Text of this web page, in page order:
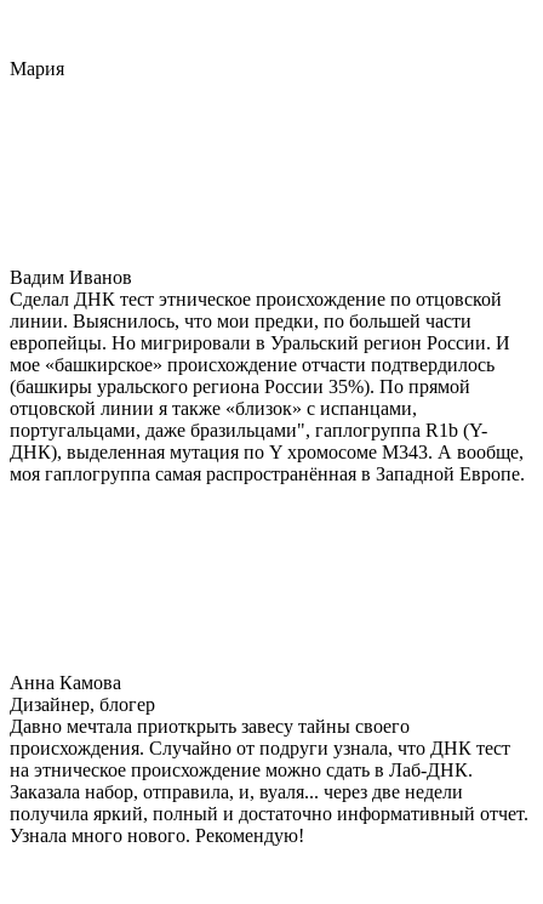
Мария
Вадим Иванов
Сделал ДНК тест этническое происхождение по отцовской
линии. Выяснилось, что мои предки, по большей части
европейцы. Но мигрировали в Уральский регион России. И
мое «башкирское» происхождение отчасти подтвердилось
(башкиры уральского региона России 35%). По прямой
отцовской линии я также «близок» с испанцами,
португальцами, даже бразильцами", гаплогруппа R1b (Y-
ДНК), выделенная мутация по Y хромосоме М343. А вообще,
моя гаплогруппа самая распространённая в Западной Европе.
Анна Камова
Дизайнер, блогер
Давно мечтала приоткрыть завесу тайны своего
происхождения. Случайно от подруги узнала, что ДНК тест
на этническое происхождение можно сдать в Лаб-ДНК.
Заказала набор, отправила, и, вуаля... через две недели
получила яркий, полный и достаточно информативный отчет.
Узнала много нового. Рекомендую!